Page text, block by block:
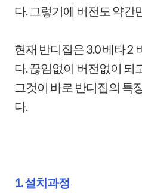
다. 그렇기에 버전도 약간
현재 반디집은 3.0 베타 2
다. 끊임없이 버전없이 되
그것이 바로 반디집의 특
다.
1. 설치과정